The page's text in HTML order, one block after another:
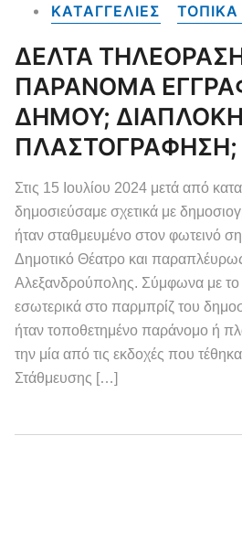
ΚΑΤΑΓΓΕΛΙΕΣ ΤΟΠΙΚΑ
ΔΕΛΤΑ ΤΗΛΕΟΡΑΣΗ
ΠΑΡΑΝΟΜΑ
ΔΗΜΟΥ;
ΠΛΑΣΤΟΓΡΑΦΗΣΗ;
Στις 15 Ιουλίου 2024 μετά από
δημοσιεύσαμε σχετικά με
ήταν σταθμευμένο στον φωτεινό
Δημοτικό Θέατρο και
Αλεξανδρούπολης. Σύμφωνα με το
εσωτερικά στο παρμπρίζ του
ήταν τοποθετημένο παράνομο ή
την μία από τις εκδοχές που
Στάθμευσης […]